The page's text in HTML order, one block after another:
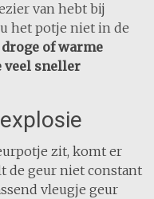
van hebt bij
het potje niet in de
of warme
veel sneller
zit, komt er
de geur niet constant
vleugje geur